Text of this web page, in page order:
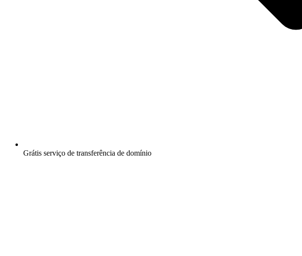
Grátis serviço de transferência de domínio